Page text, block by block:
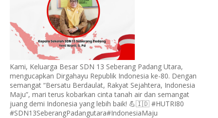
Kami, Keluarga Besar SDN 13 Seberang Padang Utara,
mengucapkan Dirgahayu Republik Indonesia ke-80. Dengan
semangat “Bersatu Berdaulat, Rakyat Sejahtera, Indonesia
Maju”, mari terus kobarkan cinta tanah air dan semangat
juang demi Indonesia yang lebih baik! 💪🇮🇩 #HUTRI80
#SDN13SeberangPadangutara#IndonesiaMaju